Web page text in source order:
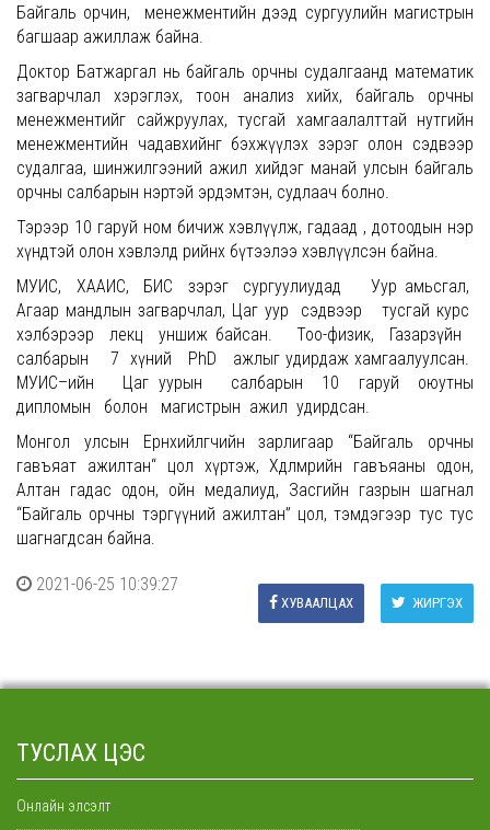
Байгаль орчин, менежментийн дээд сургуулийн магистрын
багшаар ажиллаж байна.
Доктор Батжаргал нь байгаль орчны судалгаанд математик
загварчлал хэрэглэх, тоон анализ хийх, байгаль орчны
менежментийг сайжруулах, тусгай хамгаалалттай нутгийн
менежментийн чадавхийнг бэхжүүлэх зэрэг олон сэдвээр
судалгаа, шинжилгээний ажил хийдэг манай улсын байгаль
орчны салбарын нэртэй эрдэмтэн, судлаач болно.
Тэрээр 10 гаруй ном бичиж хэвлүүлж, гадаад , дотоодын нэр
хүндтэй олон хэвлэлд өөрийнхөө бүтээлээ хэвлүүлсэн байна.
МУИС, ХААИС, БИС зэрэг сургуулиудад Уур амьсгал,
Агаар мандлын загварчлал, Цаг уур сэдвээр тусгай курс
хэлбэрээр лекц уншиж байсан. Тоо-физик, Газарзүйн
салбарын 7 хүний PhD ажлыг удирдаж хамгаалуулсан.
МУИС–ийн Цаг уурын салбарын 10 гаруй оюутны
дипломын болон магистрын ажил удирдсан.
Монгол улсын Ерөнхийлөгчийн зарлигаар “Байгаль орчны
гавъяат ажилтан“ цол хүртэж, Хөдөлмөрийн гавъяаны одон,
Алтан гадас одон, ойн медалиуд, Засгийн газрын шагнал
“Байгаль орчны тэргүүний ажилтан” цол, тэмдэгээр тус тус
шагнагдсан байна.
2021-06-25 10:39:27
ЖИРГЭХ
ХУВААЛЦАХ
ТУСЛАХ ЦЭС
Онлайн элсэлт